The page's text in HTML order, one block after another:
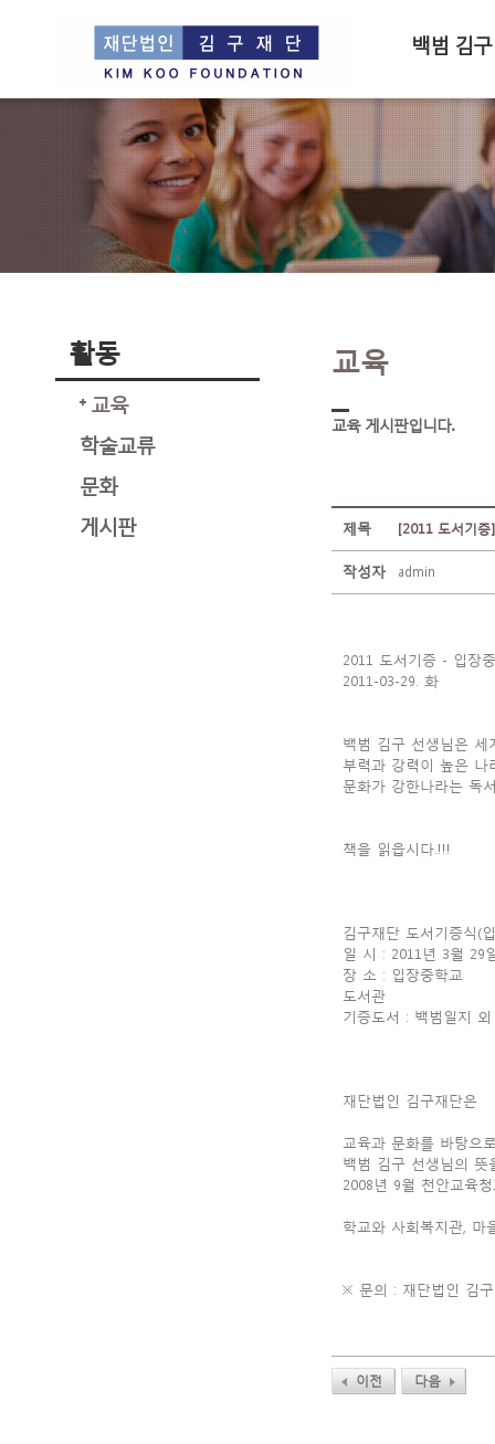
백범 김구
활동
교육
학술교류
문화
게시판
교육
교육 게시판입니다.
제목 [2011 도서기증
작성자 admin
2011 도서기증 - 입장중
2011-03-29. 화
백범 김구 선생님은 세
부력과 강력이 높은 나
문화가 강한나라는 독
책을 읽읍시다.!!!
김구재단 도서기증식(
일 시 : 2011년 3월 29
장 소 : 입장중학교
도서관
기증도서 : 백범일지
재단법인 김구재단은
교육과 문화를 바탕으
백범 김구 선생님의 뜻
2008년 9월 천안교육
학교와 사회복지관, 마
※ 문의 : 재단법인 김
이전 다음